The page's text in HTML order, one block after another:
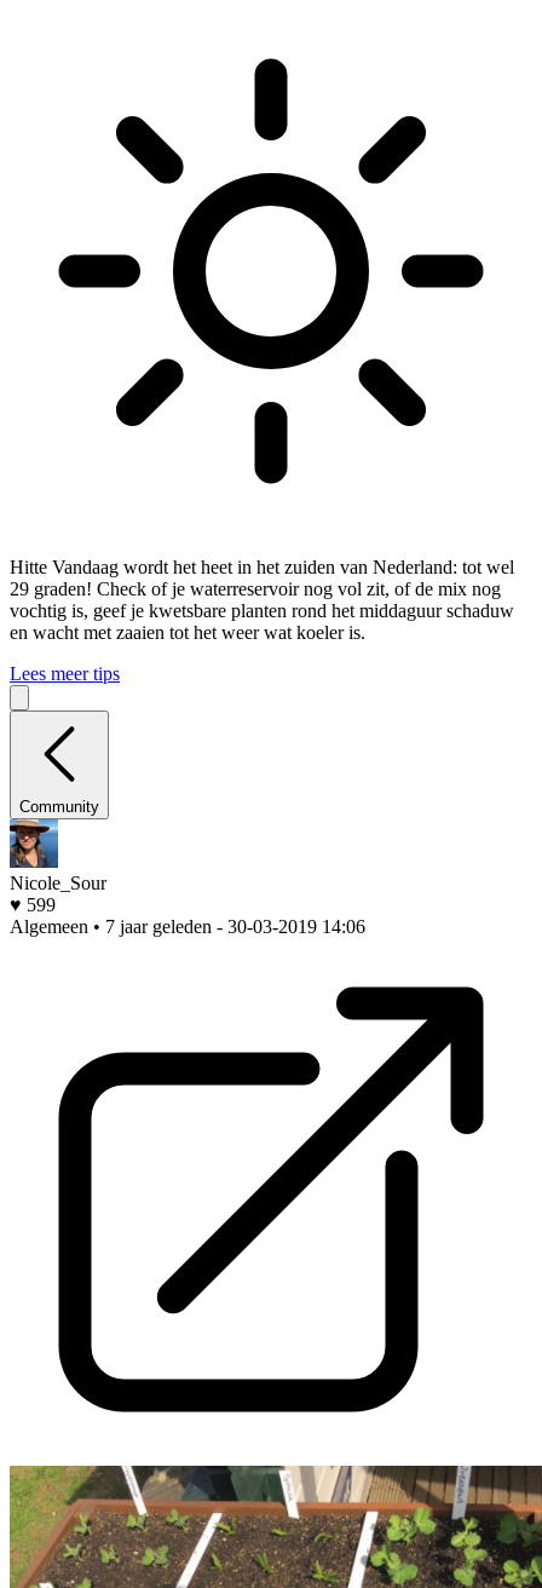
Hitte Vandaag wordt het heet in het zuiden van Nederland: tot wel
29 graden! Check of je waterreservoir nog vol zit, of de mix nog
vochtig is, geef je kwetsbare planten rond het middaguur schaduw
en wacht met zaaien tot het weer wat koeler is.
Lees meer tips
Community
Nicole_Sour
♥ 599
Algemeen • 7 jaar geleden - 30-03-2019 14:06